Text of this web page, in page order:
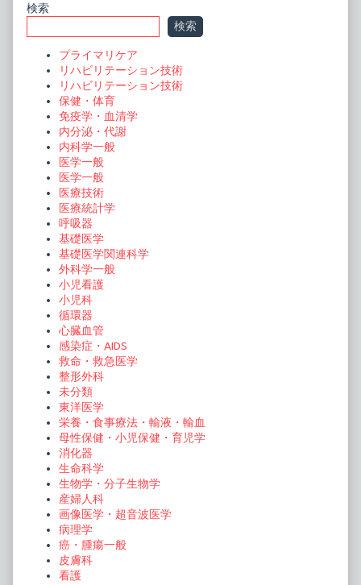
ゲ
ー
Primary
Sidebar
検索
検索
プライマリケア
リハビリテーション技術
リハビリテーション技術
保健・体育
免疫学・血清学
内分泌・代謝
内科学一般
医学一般
医学一般
医療技術
医療統計学
呼吸器
基礎医学
基礎医学関連科学
外科学一般
小児看護
小児科
循環器
心臓血管
感染症・AIDS
救命・救急医学
整形外科
未分類
東洋医学
栄養・食事療法・輸液・輸血
母性保健・小児保健・育児学
消化器
生命科学
生物学・分子生物学
産婦人科
画像医学・超音波医学
病理学
癌・腫瘍一般
皮膚科
看護